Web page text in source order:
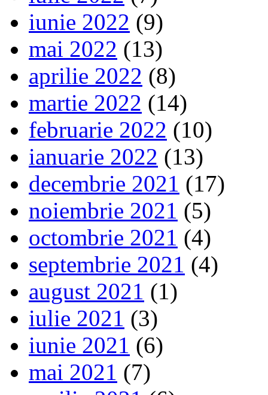
iunie 2022 (9)
mai 2022 (13)
aprilie 2022 (8)
martie 2022 (14)
februarie 2022 (10)
ianuarie 2022 (13)
decembrie 2021 (17)
noiembrie 2021 (5)
octombrie 2021 (4)
septembrie 2021 (4)
august 2021 (1)
iulie 2021 (3)
iunie 2021 (6)
mai 2021 (7)